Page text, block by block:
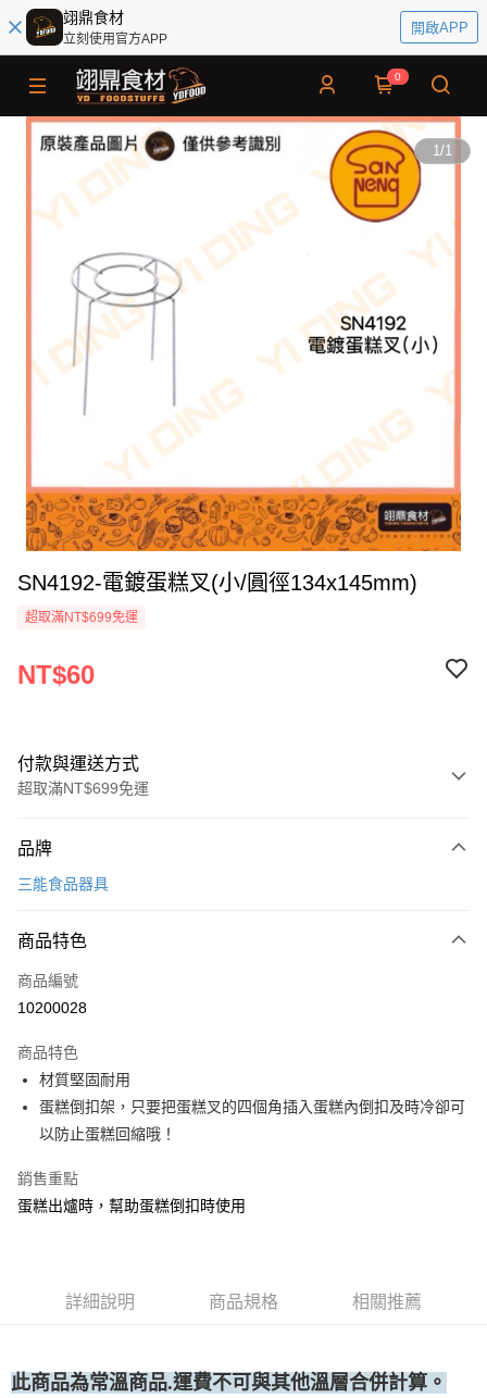
翊鼎食材
立刻使用官方APP
開啟APP
0
1/1
SN4192-電鍍蛋糕叉(小/圓徑134x145mm)
超取滿NT$699免運
NT$60
付款與運送方式
超取滿NT$699免運
信用卡一次付款
運送方式
• 付款後全家取貨
• 付款後7-11取貨
每筆NT$60，滿NT$699(含以上)免運費
(請點開選項勾選)
品牌
三能食品器具
商品特色
商品編號
10200028
商品特色
材質堅固耐用
蛋糕倒扣架，只要把蛋糕叉的四個角插入蛋糕內倒扣及時冷卻可
以防止蛋糕回縮哦！
銷售重點
蛋糕出爐時，幫助蛋糕倒扣時使用
詳細說明 商品規格 相關推薦
此商品為常溫商品.運費不可與其他溫層合併計算。